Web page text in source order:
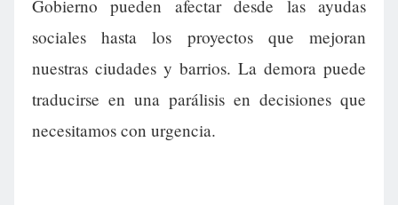
Gobierno pueden afectar desde las ayudas
sociales hasta los proyectos que mejoran
nuestras ciudades y barrios. La demora puede
traducirse en una parálisis en decisiones que
necesitamos con urgencia.